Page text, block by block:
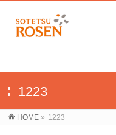
1223
HOME » 1223